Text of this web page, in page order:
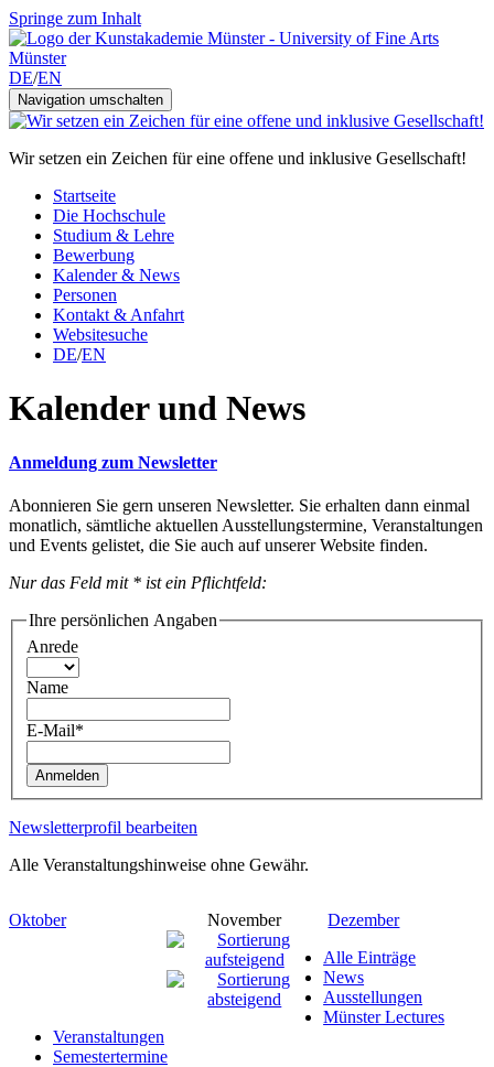
Springe zum Inhalt
DE/EN
Navigation umschalten
Wir setzen ein Zeichen für eine offene und inklusive Gesellschaft!
Startseite
Die Hochschule
Studium & Lehre
Bewerbung
Kalender & News
Personen
Kontakt & Anfahrt
Websitesuche
DE/EN
Kalender und News
Anmeldung zum Newsletter
Abonnieren Sie gern unseren Newsletter. Sie erhalten dann einmal
monatlich, sämtliche aktuellen Ausstellungstermine, Veranstaltungen
und Events gelistet, die Sie auch auf unserer Website finden.
Nur das Feld mit * ist ein Pflichtfeld:
Ihre persönlichen Angaben
Anrede
Name
E-Mail*
Anmelden
Newsletterprofil bearbeiten
Alle Veranstaltungshinweise ohne Gewähr.
Oktober November
Dezember
Alle Einträge
News
Ausstellungen
Münster Lectures
Veranstaltungen
Semestertermine